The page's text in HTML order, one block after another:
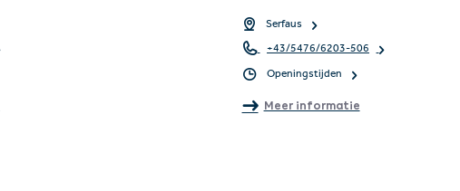
Serfaus
+43/5476/6203-506
Openingstijden
Meer informatie